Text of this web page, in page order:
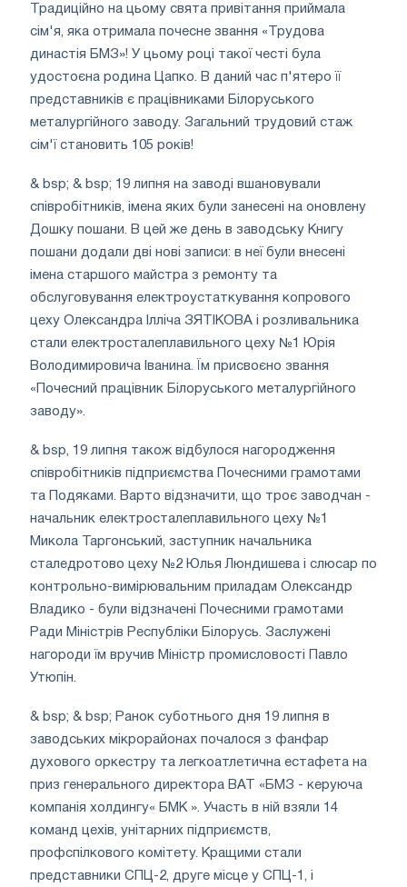
Традиційно на цьому свята привітання приймала
сім'я, яка отримала почесне звання «Трудова
династія БМЗ»! У цьому році такої честі була
удостоєна родина Цапко. В даний час п'ятеро її
представників є працівниками Білоруського
металургійного заводу. Загальний трудовий стаж
сім'ї становить 105 років!
& bsp; & bsp; 19 липня на заводі вшановували
співробітників, імена яких були занесені на оновлену
Дошку пошани. В цей же день в заводську Книгу
пошани додали дві нові записи: в неї були внесені
імена старшого майстра з ремонту та
обслуговування електроустаткування копрового
цеху Олександра Ілліча ЗЯТІКОВА і розливальника
стали електросталеплавильного цеху №1 Юрія
Володимировича Іванина. Їм присвоєно звання
«Почесний працівник Білоруського металургійного
заводу».
& bsp, 19 липня також відбулося нагородження
співробітників підприємства Почесними грамотами
та Подяками. Варто відзначити, що троє заводчан -
начальник електросталеплавильного цеху №1
Микола Таргонський, заступник начальника
сталедротово цеху №2 Юлья Люндишева і слюсар по
контрольно-вимірювальним приладам Олександр
Владико - були відзначені Почесними грамотами
Ради Міністрів Республіки Білорусь. Заслужені
нагороди їм вручив Міністр промисловості Павло
Утюпін.
& bsp; & bsp; Ранок суботнього дня 19 липня в
заводських мікрорайонах почалося з фанфар
духового оркестру та легкоатлетична естафета на
приз генерального директора ВАТ «БМЗ - керуюча
компанія холдингу« БМК ». Участь в ній взяли 14
команд цехів, унітарних підприємств,
профспілкового комітету. Кращими стали
представники СПЦ-2, друге місце у СПЦ-1, і